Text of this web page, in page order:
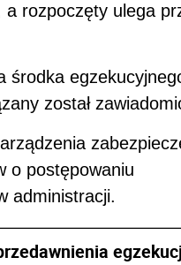
a rozpoczęty ulega
środka
został
o postępowaniu
administracji.